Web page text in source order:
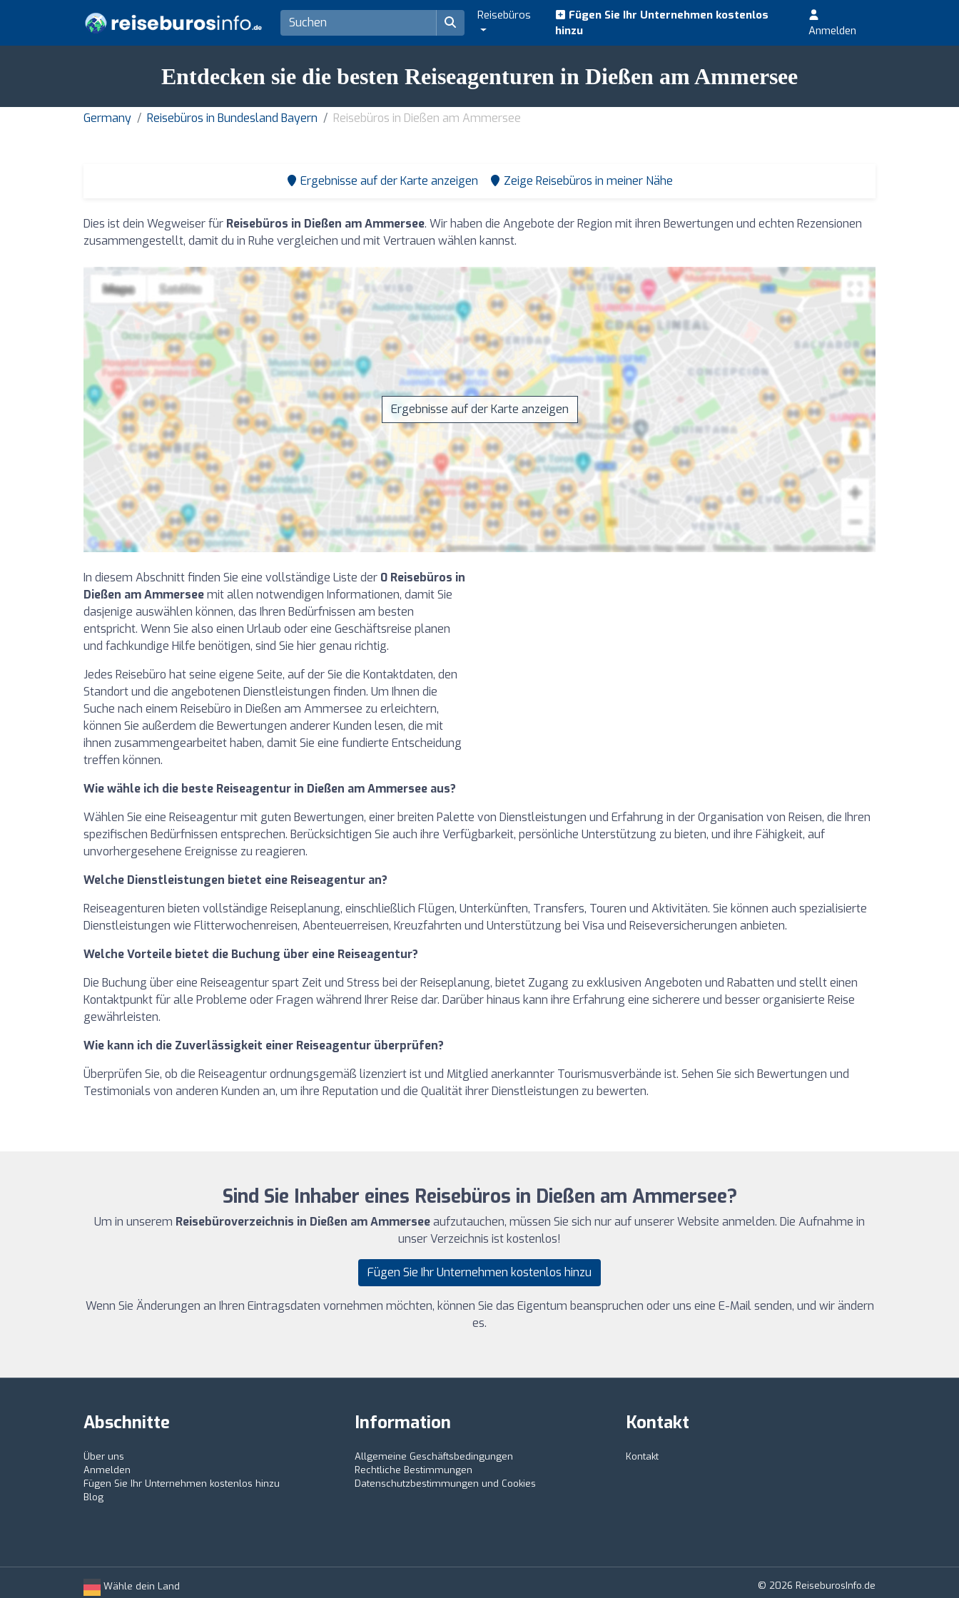
Reisebüros
Fügen Sie Ihr Unternehmen kostenlos
hinzu
Anmelden
Entdecken sie die besten Reiseagenturen in Dießen am Ammersee
Germany Reisebüros in Bundesland Bayern Reisebüros in Dießen am Ammersee
Ergebnisse auf der Karte anzeigen Zeige Reisebüros in meiner Nähe
Dies ist dein Wegweiser für Reisebüros in Dießen am Ammersee. Wir haben die Angebote der Region mit ihren Bewertungen und echten Rezensionen
zusammengestellt, damit du in Ruhe vergleichen und mit Vertrauen wählen kannst.
Ergebnisse auf der Karte anzeigen
In diesem Abschnitt finden Sie eine vollständige Liste der 0 Reisebüros in
Dießen am Ammerseemit allen notwendigen Informationen, damit Sie
dasjenige auswählen können, das Ihren Bedürfnissen am besten
entspricht. Wenn Sie also einen Urlaub oder eine Geschäftsreise planen
und fachkundige Hilfe benötigen, sind Sie hier genau richtig.
Jedes Reisebüro hat seine eigene Seite, auf der Sie die Kontaktdaten, den
Standort und die angebotenen Dienstleistungen finden. Um Ihnen die
Suche nach einem Reisebüro in Dießen am Ammersee zu erleichtern,
können Sie außerdem die Bewertungen anderer Kunden lesen, die mit
ihnen zusammengearbeitet haben, damit Sie eine fundierte Entscheidung
treffen können.
Wie wähle ich die beste Reiseagentur in Dießen am Ammersee aus?
Wählen Sie eine Reiseagentur mit guten Bewertungen, einer breiten Palette von Dienstleistungen und Erfahrung in der Organisation von Reisen, die Ihren
spezifischen Bedürfnissen entsprechen. Berücksichtigen Sie auch ihre Verfügbarkeit, persönliche Unterstützung zu bieten, und ihre Fähigkeit, auf
unvorhergesehene Ereignisse zu reagieren.
Welche Dienstleistungen bietet eine Reiseagentur an?
Reiseagenturen bieten vollständige Reiseplanung, einschließlich Flügen, Unterkünften, Transfers, Touren und Aktivitäten. Sie können auch spezialisierte
Dienstleistungen wie Flitterwochenreisen, Abenteuerreisen, Kreuzfahrten und Unterstützung bei Visa und Reiseversicherungen anbieten.
Welche Vorteile bietet die Buchung über eine Reiseagentur?
Die Buchung über eine Reiseagentur spart Zeit und Stress bei der Reiseplanung, bietet Zugang zu exklusiven Angeboten und Rabatten und stellt einen
Kontaktpunkt für alle Probleme oder Fragen während Ihrer Reise dar. Darüber hinaus kann ihre Erfahrung eine sicherere und besser organisierte Reise
gewährleisten.
Wie kann ich die Zuverlässigkeit einer Reiseagentur überprüfen?
Überprüfen Sie, ob die Reiseagentur ordnungsgemäß lizenziert ist und Mitglied anerkannter Tourismusverbände ist. Sehen Sie sich Bewertungen und
Testimonials von anderen Kunden an, um ihre Reputation und die Qualität ihrer Dienstleistungen zu bewerten.
Sind Sie Inhaber eines Reisebüros in Dießen am Ammersee?
Um in unserem Reisebüroverzeichnis in Dießen am Ammerseeaufzutauchen, müssen Sie sich nur auf unserer Website anmelden. Die Aufnahme in
unser Verzeichnis ist kostenlos!
Fügen Sie Ihr Unternehmen kostenlos hinzu
Wenn Sie Änderungen an Ihren Eintragsdaten vornehmen möchten, können Sie das Eigentum beanspruchen oder uns eine E-Mail senden, und wir ändern
es.
Abschnitte
Über uns
Anmelden
Fügen Sie Ihr Unternehmen kostenlos hinzu
Blog
Information
Allgemeine Geschäftsbedingungen
Rechtliche Bestimmungen
Datenschutzbestimmungen und Cookies
Kontakt
Kontakt
Wähle dein Land © 2026 ReiseburosInfo.de